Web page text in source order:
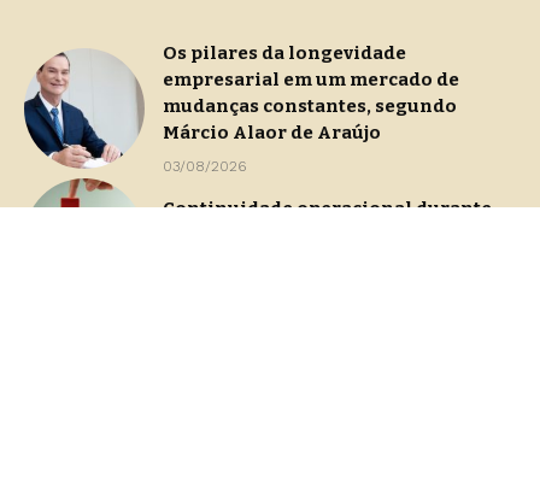
Os pilares da longevidade
empresarial em um mercado de
mudanças constantes, segundo
Márcio Alaor de Araújo
03/08/2026
Continuidade operacional durante